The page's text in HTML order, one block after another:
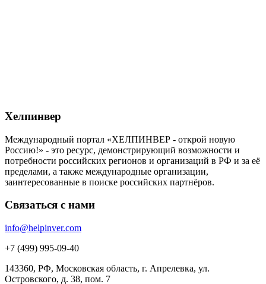
Хелпинвер
Международный портал «ХЕЛПИНВЕР - открой новую
Россию!» - это ресурс, демонстрирующий возможности и
потребности российских регионов и организаций в РФ и за её
пределами, а также международные организации,
заинтересованные в поиске российских партнёров.
Связаться с нами
info@helpinver.com
+7 (499) 995-09-40
143360, РФ, Московская область, г. Апрелевка, ул.
Островского, д. 38, пом. 7